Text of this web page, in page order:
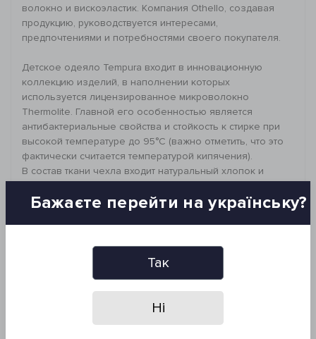
волокно и вискоэластик. Компания Othello, создавая
продукцию, руководствуется интересами,
предпочтениями и потребностями своего покупателя.
Детское одеяло Tempura входит в инновационную
коллекцию изделий, в наполнении которых
используется лицензированное микроволокно
Thermolite. Главной его особенностью является
антибактериальные свойства и стойкость к стирке при
высокой температуре до 95°C (важно отметить, что это
фактически считается температурой кипячения).
В состав ткани чехла входит натуральный хлопок и
поэтому наполнитель равномерно распределен по
гигиены вашего малыша. Оно прекрасно подойдет для
Рекомендации по уходу:
- машинная стирка при 95°C
- деликатная сухая химчистка
Бажаєте перейти на українську?
Так
Ні